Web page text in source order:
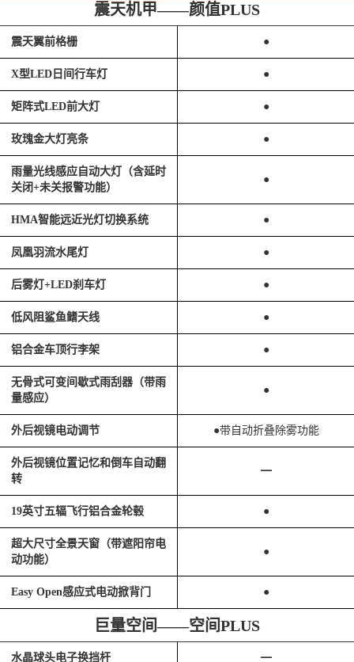
震天机甲——颜值PLUS
震天翼前格栅 ●
X型LED日间行车灯 ●
矩阵式LED前大灯 ●
玫瑰金大灯亮条 ●
雨量光线感应自动大灯（含延时
关闭+未关报警功能）
●
HMA智能远近光灯切换系统 ●
凤凰羽流水尾灯 ●
后雾灯+LED刹车灯 ●
低风阻鲨鱼鳍天线 ●
铝合金车顶行李架 ●
无骨式可变间歇式雨刮器（带雨
量感应）
●
外后视镜电动调节 ●带自动折叠除雾功能
外后视镜位置记忆和倒车自动翻
转
━
19英寸五辐飞行铝合金轮毂 ●
超大尺寸全景天窗（带遮阳帘电
动功能）
●
Easy Open感应式电动掀背门 ●
巨量空间——空间PLUS
水晶球头电子换挡杆 ━